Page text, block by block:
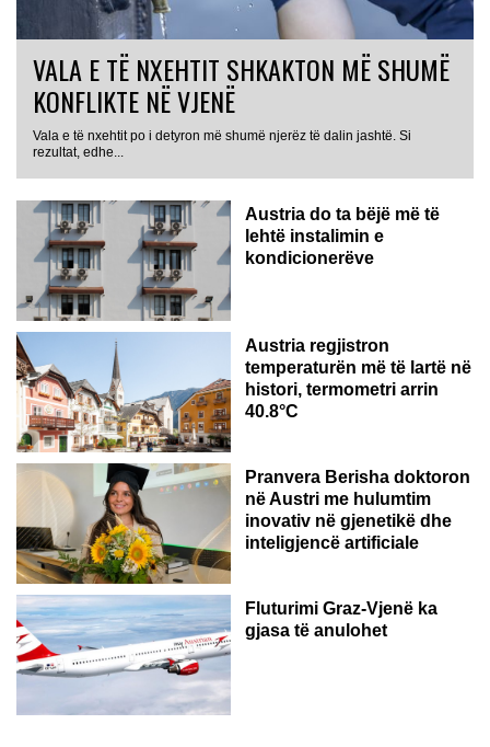
VALA E TË NXEHTIT SHKAKTON MË SHUMË
KONFLIKTE NË VJENË
Vala e të nxehtit po i detyron më shumë njerëz të dalin jashtë. Si
rezultat, edhe...
Austria do ta bëjë më të
lehtë instalimin e
kondicionerëve
Austria regjistron
temperaturën më të lartë në
histori, termometri arrin
40.8°C
AUSTRI
Pranvera Berisha doktoron
në Austri me hulumtim
inovativ në gjenetikë dhe
inteligjencë artificiale
Fluturimi Graz-Vjenë ka
gjasa të anulohet